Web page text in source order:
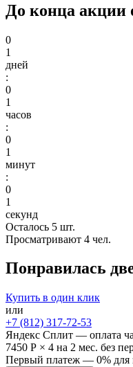
До конца акции
0
1
дней
:
0
1
часов
:
0
1
минут
:
0
1
секунд
Осталось 5 шт.
Просматривают 4 чел.
Понравилась
Купить в один клик
или
+7 (812) 317-72-53
Яндекс Сплит — оплата
7450 Р × 4 на 2 мес. без
Первый платеж — 0% для